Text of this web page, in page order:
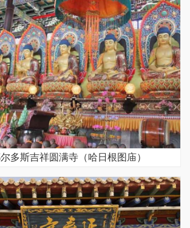
多斯吉祥圆满寺（哈日根图庙）